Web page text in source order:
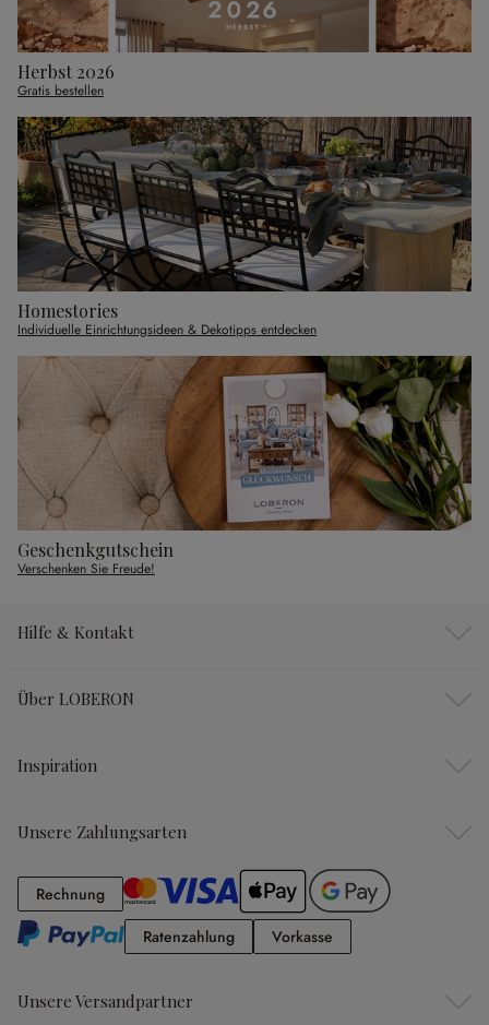
Herbst 2026
Gratis bestellen
Homestories
Individuelle Einrichtungsideen & Dekotipps entdecken
Geschenkgutschein
Verschenken Sie Freude!
Hilfe & Kontakt
Über LOBERON
Inspiration
Unsere Zahlungsarten
RechnungRechnung
RatenzahlungRatenzahlung
Vorkasse
Unsere Versandpartner